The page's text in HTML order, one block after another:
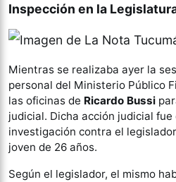
Inspección en la
Mientras se realizaba ayer la
personal del Ministerio Público
las oficinas de Ricardo Bussi
judicial. Dicha acción judicial fue
investigación contra el
joven de 26 años.
Según el legislador, el mismo